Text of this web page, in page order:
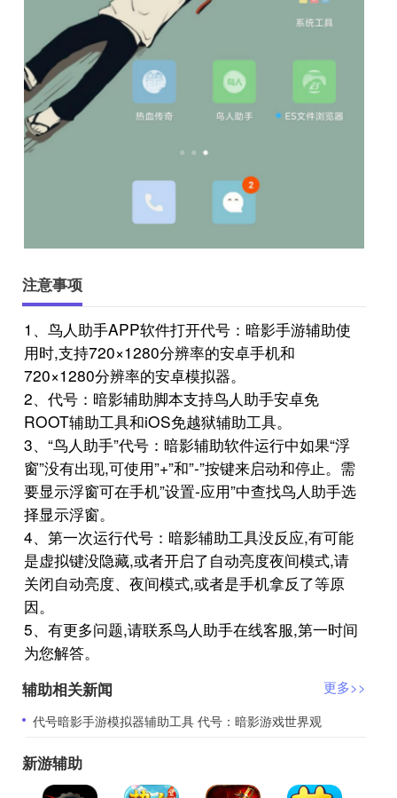
注意事项
1、鸟人助手APP软件打开代号：暗影手游辅助使
用时,支持720×1280分辨率的安卓手机和
720×1280分辨率的安卓模拟器。
2、代号：暗影辅助脚本支持鸟人助手安卓免
ROOT辅助工具和iOS免越狱辅助工具。
3、“鸟人助手”代号：暗影辅助软件运行中如果“浮
窗”没有出现,可使用”+”和”-”按键来启动和停止。需
要显示浮窗可在手机”设置-应用”中查找鸟人助手选
择显示浮窗。
4、第一次运行代号：暗影辅助工具没反应,有可能
是虚拟键没隐藏,或者开启了自动亮度夜间模式,请
关闭自动亮度、夜间模式,或者是手机拿反了等原
因。
5、有更多问题,请联系鸟人助手在线客服,第一时间
为您解答。
辅助相关新闻
更多>>
​代号暗影手游模拟器辅助工具 代号：暗影游戏世界观
新游辅助